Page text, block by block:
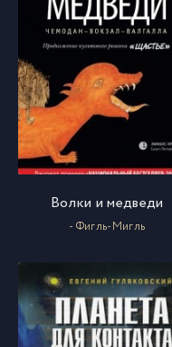
025
26
27 027
Волки и медведи
- Фигль-Мигль